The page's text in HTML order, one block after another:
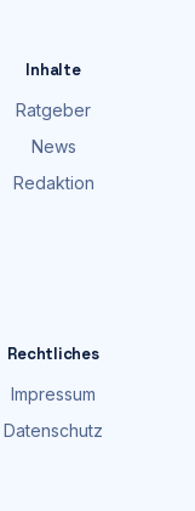
Inhalte
Ratgeber
News
Redaktion
Rechtliches
Impressum
Datenschutz